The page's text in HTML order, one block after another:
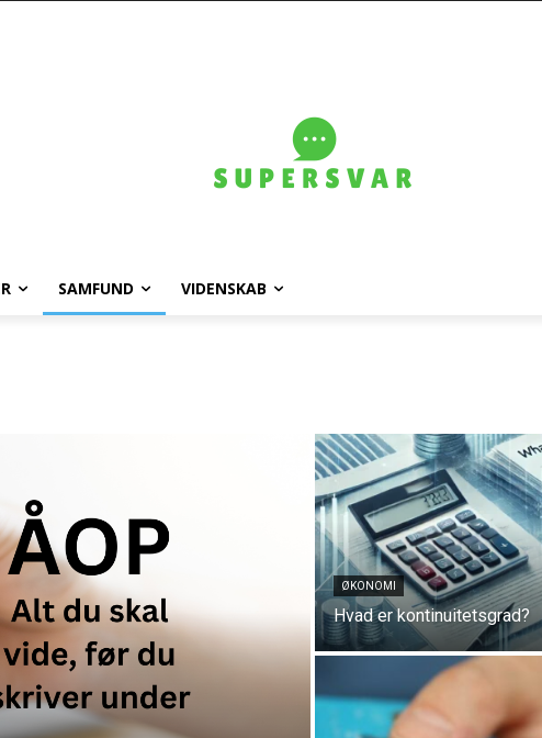
SAMFUND VIDENSKAB
ØKONOMI
Hvad er kontinuitetsgrad?